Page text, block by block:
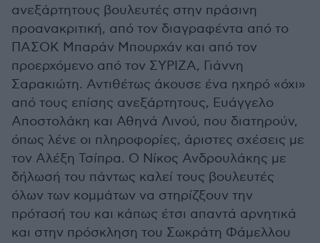
ανεξάρτητους βουλευτές στην πράσινη
προανακριτική, από τον διαγραφέντα από το
ΠΑΣΟΚ Μπαράν Μπουρχάν και από τον
προερχόμενο από τον ΣΥΡΙΖΑ, Γιάννη
Σαρακιώτη. Αντιθέτως άκουσε ένα ηχηρό «όχι»
από τους επίσης ανεξάρτητους, Ευάγγελο
Αποστολάκη και Αθηνά Λινού, που διατηρούν,
όπως λένε οι πληροφορίες, άριστες σχέσεις με
τον Αλέξη Τσίπρα. Ο Νίκος Ανδρουλάκης με
δήλωσή του πάντως καλεί τους βουλευτές
όλων των κομμάτων να στηρίζξουν την
πρότασή του και κάπως έτσι απαντά αρνητικά
και στην πρόσκληση του Σωκράτη Φάμελλου